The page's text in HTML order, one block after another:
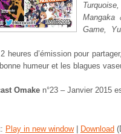
Mangaka
Game,
heures d’émission pour
humeur et les blagues
Omake n°23 – Janvier 2015
Play in new window| Download